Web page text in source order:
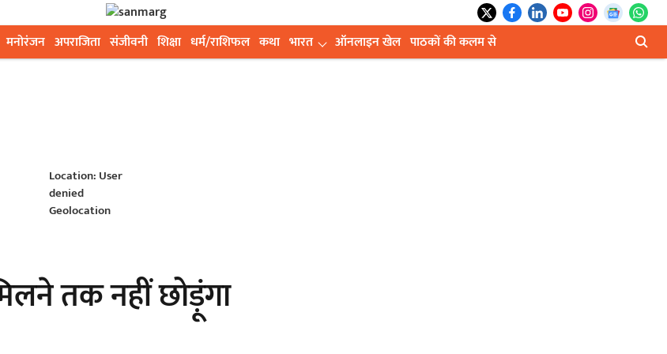
मनोरंजन अपराजिता संजीवनी शिक्षा धर्म/राशिफल कथा भारत ऑनलाइन खेल पाठकों की कलम से
Location: User
denied
Geolocation
तक नहीं छोड़ूंगा